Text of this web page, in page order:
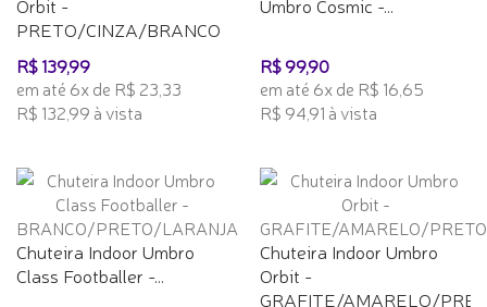
PRETO/CINZA/BRANCO
R$ 139,99
em até 6x de R$ 23,33
R$ 132,99 à vista
R$ 99,90
em até 6x de R$ 16,65
R$ 94,91 à vista
Chuteira Indoor Umbro
Class Footballer -...
Chuteira Indoor Umbro
Orbit -
GRAFITE/AMARELO/